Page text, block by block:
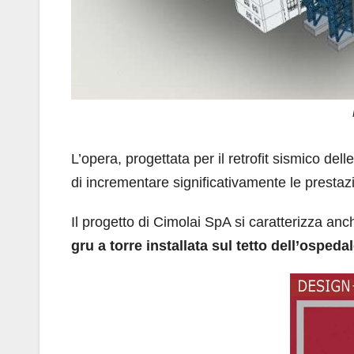
L’opera, progettata per il retrofit sismico
di incrementare significativamente le
Il progetto di Cimolai SpA si caratterizza
gru a torre installata sul tetto